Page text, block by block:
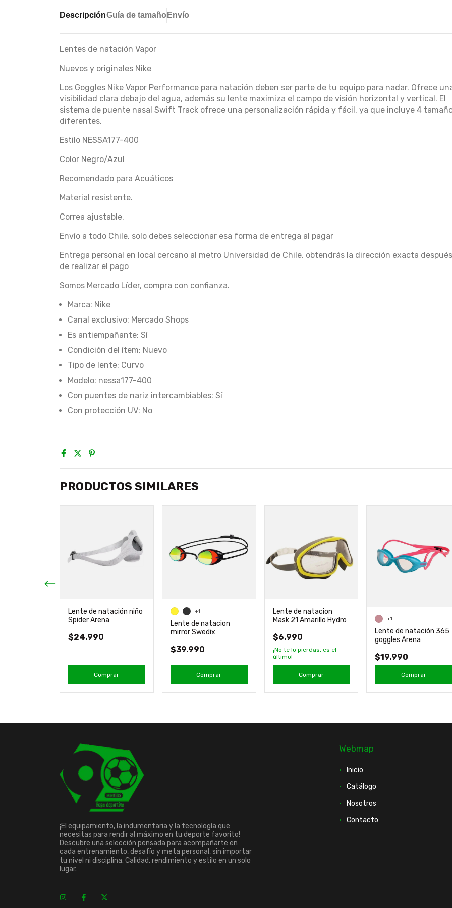
DescripciónGuía de tamaño Envío
Lentes de natación Vapor
Nuevos y originales Nike
Los Goggles Nike Vapor Performance para natación deben ser parte de tu equipo para nadar. Ofrece
visibilidad clara debajo del agua, además su lente maximiza el campo de visión horizontal y vertical. El
sistema de puente nasal Swift Track ofrece una personalización rápida y fácil, ya que incluye 4
diferentes.
Estilo NESSA177-400
Color Negro/Azul
Recomendado para Acuáticos
Material resistente.
Correa ajustable.
Envío a todo Chile, solo debes seleccionar esa forma de entrega al pagar
Entrega personal en local cercano al metro Universidad de Chile, obtendrás la dirección exacta después
de realizar el pago
Somos Mercado Líder, compra con confianza.
Marca: Nike
Canal exclusivo: Mercado Shops
Es antiempañante: Sí
Condición del ítem: Nuevo
Tipo de lente: Curvo
Modelo: nessa177-400
Con puentes de nariz intercambiables: Sí
Con protección UV: No
PRODUCTOS SIMILARES
Lente de natación niño
Spider Arena
$24.990
Comprar
Lente de natacion
mirror Swedix
$39.990
+1
Comprar
Lente de natacion
Mask 21 Amarillo Hydro
$6.990
¡No te lo pierdas, es el
último!
Comprar
Lente de natación 365
goggles Arena
$19.990
+1
Comprar
¡El equipamiento, la indumentaria y la tecnología que
necesitas para rendir al máximo en tu deporte favorito!
Descubre una selección pensada para acompañarte en
cada entrenamiento, desafío y meta personal, sin importar
tu nivel ni disciplina. Calidad, rendimiento y estilo en un solo
lugar.
Webmap
Inicio
Catálogo
Nosotros
Contacto